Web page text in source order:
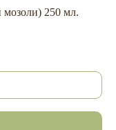
250 мл.